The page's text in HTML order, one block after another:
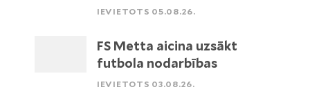
IEVIETOTS 05.08.26.
FS Metta aicina uzsākt
futbola nodarbības
IEVIETOTS 03.08.26.